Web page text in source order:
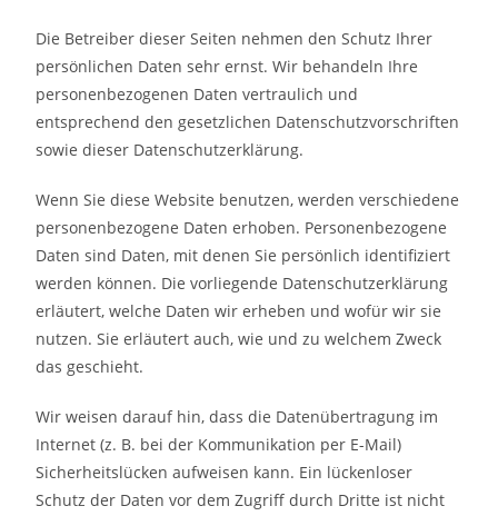
Die Betreiber dieser Seiten nehmen den Schutz Ihrer
persönlichen Daten sehr ernst. Wir behandeln Ihre
personenbezogenen Daten vertraulich und
entsprechend den gesetzlichen Datenschutzvorschriften
sowie dieser Datenschutzerklärung.
Wenn Sie diese Website benutzen, werden verschiedene
personenbezogene Daten erhoben. Personenbezogene
Daten sind Daten, mit denen Sie persönlich identifiziert
werden können. Die vorliegende Datenschutzerklärung
erläutert, welche Daten wir erheben und wofür wir sie
nutzen. Sie erläutert auch, wie und zu welchem Zweck
das geschieht.
Wir weisen darauf hin, dass die Datenübertragung im
Internet (z. B. bei der Kommunikation per E-Mail)
Sicherheitslücken aufweisen kann. Ein lückenloser
Schutz der Daten vor dem Zugriff durch Dritte ist nicht